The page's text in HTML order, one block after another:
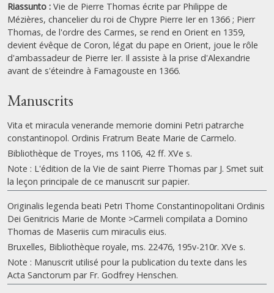
Riassunto : Vie de Pierre Thomas écrite par Philippe de
Mézières, chancelier du roi de Chypre Pierre Ier en 1366 ; Pierr
Thomas, de l'ordre des Carmes, se rend en Orient en 1359,
devient évêque de Coron, légat du pape en Orient, joue le rôle
d'ambassadeur de Pierre Ier. Il assiste à la prise d'Alexandrie
avant de s'éteindre à Famagouste en 1366.
Manuscrits
Vita et miracula venerande memorie domini Petri patrarche
constantinopol. Ordinis Fratrum Beate Marie de Carmelo.
Bibliothèque de Troyes, ms 1106, 42 ff. XVe s.
Note : L'édition de la Vie de saint Pierre Thomas par J. Smet suit
la leçon principale de ce manuscrit sur papier.
Originalis legenda beati Petri Thome Constantinopolitani Ordinis
Dei Genitricis Marie de Monte >Carmeli compilata a Domino
Thomas de Maseriis cum miraculis eius.
Bruxelles, Bibliothèque royale, ms. 22476, 195v-210r. XVe s.
Note : Manuscrit utilisé pour la publication du texte dans les
Acta Sanctorum par Fr. Godfrey Henschen.